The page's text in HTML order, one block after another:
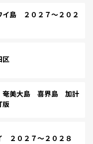
島 ２０２７～２０２
区
美大島 喜界島 加計
版
０２７～２０２８